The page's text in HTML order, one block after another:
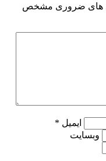
های ضروری مشخص
ایمیل *
وبسایت